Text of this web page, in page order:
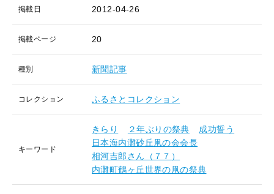
掲載日 2012-04-26
掲載ページ 20
種別 新聞記事
コレクション ふるさとコレクション
キーワード
きらり ２年ぶりの祭典
成功誓う
日本海内灘砂丘凧の会会長
相河吉郎さん（７７）
内灘町鶴ヶ丘世界の凧の祭典